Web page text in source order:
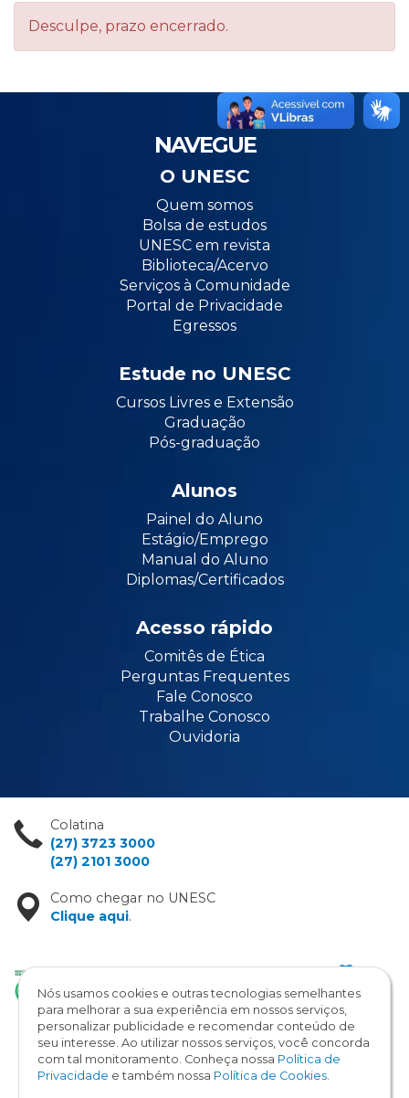
Desculpe, prazo encerrado.
NAVEGUE
O UNESC
Quem somos
Bolsa de estudos
UNESC em revista
Biblioteca/Acervo
Serviços à Comunidade
Portal de Privacidade
Egressos
Estude no UNESC
Cursos Livres e Extensão
Graduação
Pós-graduação
Alunos
Painel do Aluno
Estágio/Emprego
Manual do Aluno
Diplomas/Certificados
Acesso rápido
Comitês de Ética
Perguntas Frequentes
Fale Conosco
Trabalhe Conosco
Ouvidoria
Colatina
(27) 3723 3000
(27) 2101 3000
Como chegar no UNESC
Clique aqui.
Copyright © 2026 / UNESC
Todos os direitos reservados
Nós usamos cookies e outras tecnologias semelhantes
para melhorar a sua experiência em nossos serviços,
personalizar publicidade e recomendar conteúdo de
seu interesse. Ao utilizar nossos serviços, você concorda
com tal monitoramento. Conheça nossa Política de
Privacidade e também nossa Política de Cookies.